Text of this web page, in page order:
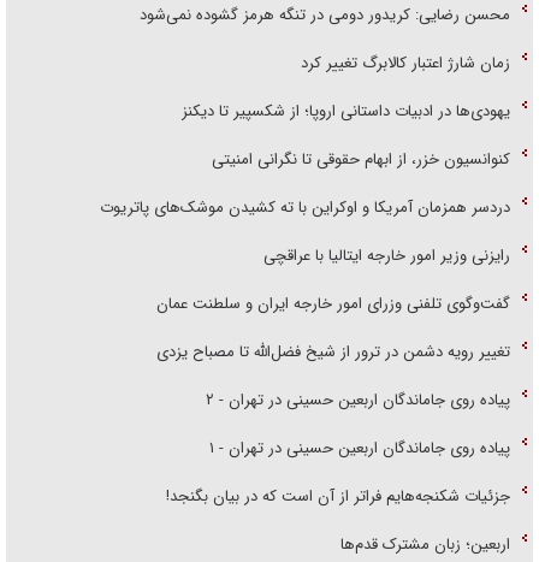
محسن رضایی: کریدور دومی در تنگه هرمز گشوده نمی‌شود
زمان شارژ اعتبار کالابرگ تغییر کرد
یهودی‌ها در ادبیات داستانی اروپا؛ از شکسپیر تا دیکنز
کنوانسیون خزر، از ابهام حقوقی تا نگرانی امنیتی
دردسر همزمان آمریکا و اوکراین با ته کشیدن موشک‌های پاتریوت
رایزنی وزیر امور خارجه ایتالیا با عراقچی
گفت‌وگوی تلفنی وزرای امور خارجه ایران و سلطنت عمان
تغییر رویه دشمن در ترور از شیخ فضل‌الله تا مصباح یزدی
پیاده روی جاماندگان اربعین حسینی در تهران - ۲
پیاده روی جاماندگان اربعین حسینی در تهران - ۱
جزئیات شکنجه‌هایم فراتر از آن است که در بیان بگنجد!
اربعین؛ زبان مشترک قدم‌ها